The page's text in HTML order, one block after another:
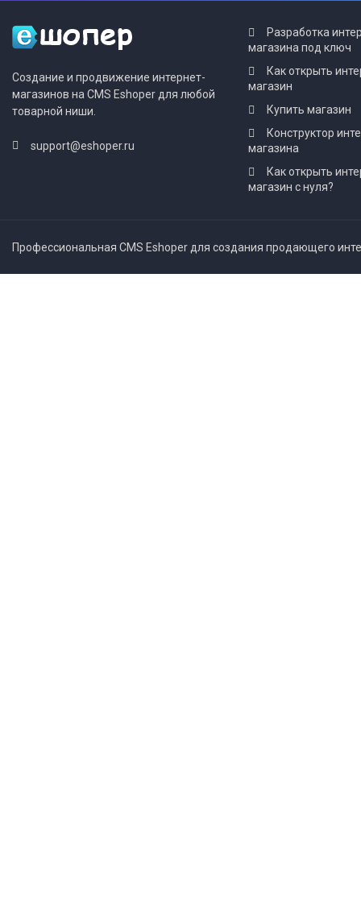
Создание и продвижение интернет-
магазинов на CMS Eshoper для любой
товарной ниши.
support@eshoper.ru
Разработка
магазина под ключ
Как открыть
магазин
Купить магазин
Конструктор
магазина
Как открыть
магазин с нуля?
Профессиональная CMS Eshoper для создания продающего